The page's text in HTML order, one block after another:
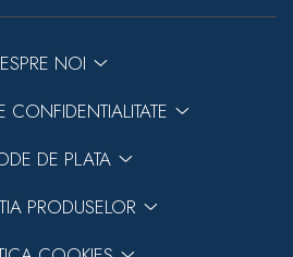
NOI
CONFIDENTIALITATE
DE PLATA
PRODUSELOR